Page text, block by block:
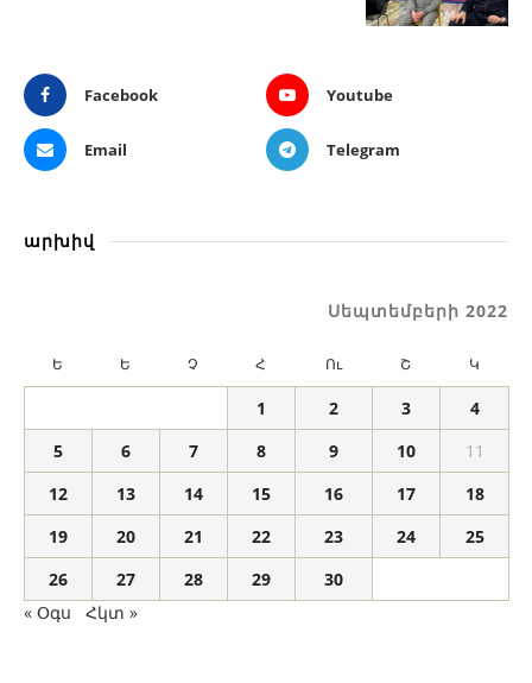
Facebook Youtube
Email Telegram
արխիվ
Սեպտեմբերի 2022
Ե Ե Չ Հ Ու Շ Կ
1 2 3
4
5
6 7 8 9 10
11
12
13 14 15 16 17
18
19
20 21 22 23 24
25
26
27 28 29
30
« Օգս
Հկտ »